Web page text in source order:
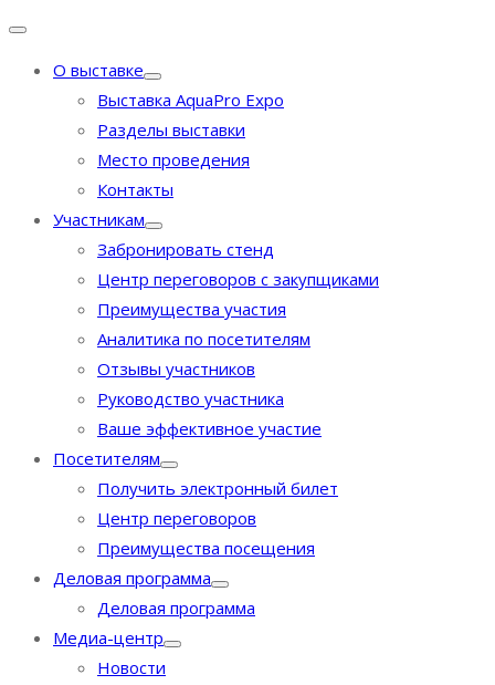
О выставке
Выставка AquaPro Expo
Разделы выставки
Место проведения
Контакты
Участникам
Забронировать стенд
Центр переговоров с закупщиками
Преимущества участия
Аналитика по посетителям
Отзывы участников
Руководство участника
Ваше эффективное участие
Посетителям
Получить электронный билет
Центр переговоров
Преимущества посещения
Деловая программа
Деловая программа
Медиа-центр
Новости